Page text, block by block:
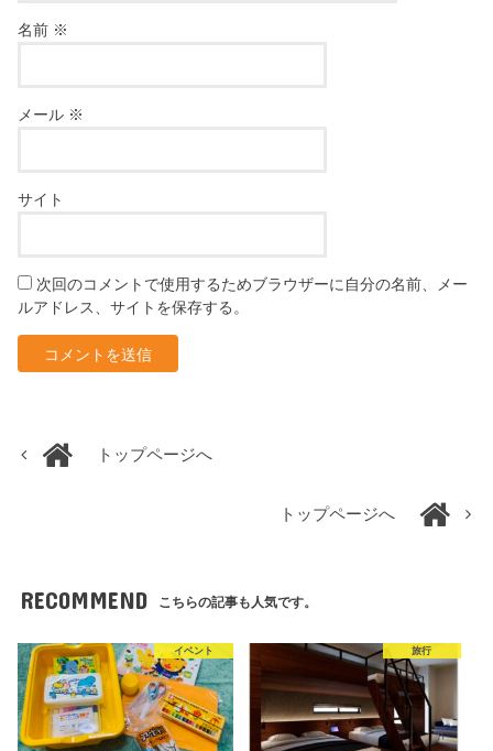
名前 ※
メール ※
サイト
次回のコメントで使用するためブラウザーに自分の名前、メー
ルアドレス、サイトを保存する。
トップページへ
トップページへ
RECOMMEND こちらの記事も人気です。
イベント 旅行